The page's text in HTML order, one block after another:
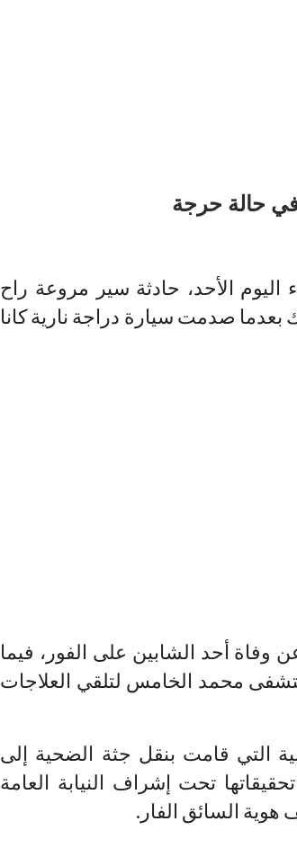
حالة حرجة
الأحد، حادثة سير مروعة راح
صدمت سيارة دراجة نارية كانا
أحد الشابين على الفور، فيما
محمد الخامس لتلقي العلاجات
التي قامت بنقل جثة الضحية إلى
تحت إشراف النيابة العامة
السائق الفار.